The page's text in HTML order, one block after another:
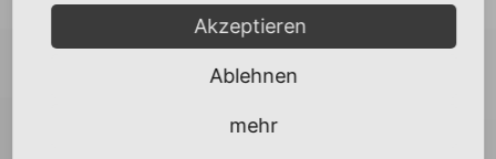
wenigen Knechte, die sich oben
befanden, fielen nach verzweifelter
Gegenwehr, allein die Edeldame
sie der Bösewicht ermordet. Von Zorn
Akzeptieren
Ablehnen
mehr